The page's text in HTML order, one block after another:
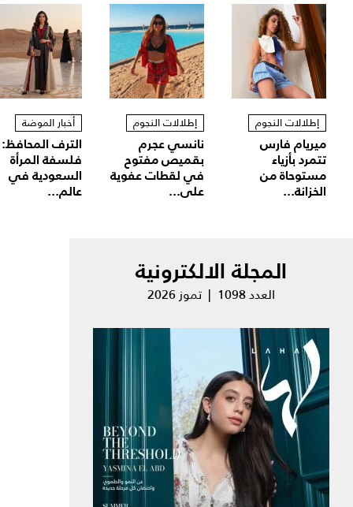
إطلالات النجوم
ميريام فارس
تتمرد بأزياء
مستوحاة من
الخزانة...
إطلالات النجوم
نانسي عجرم
بقميص مفتوح
في لقطات عفوية
على...
أخبار الموضة
الترف المحافظ:
فلسفة المرأة
السعودية في
عالم...
المجلة الالكترونية
العدد 1098 | تموز 2026